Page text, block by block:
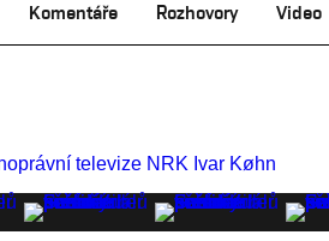
Komentáře Rozhovory Video